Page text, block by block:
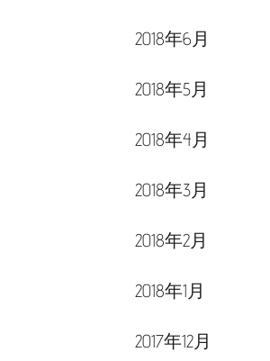
2018年6月
2018年5月
2018年4月
2018年3月
2018年2月
2018年1月
2017年12月